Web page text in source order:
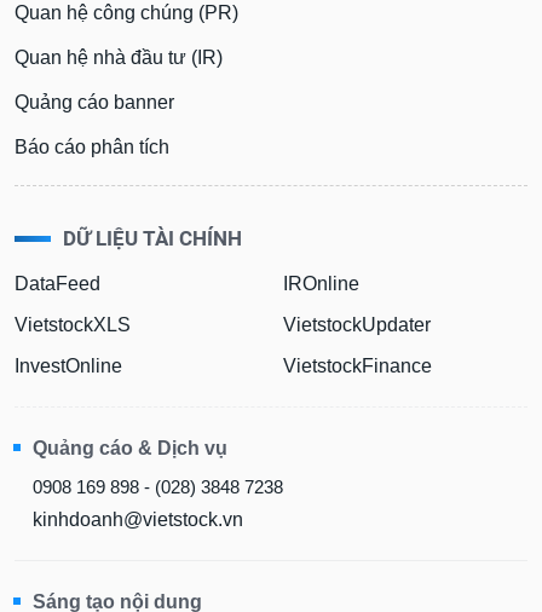
Quan hệ công chúng (PR)
Quan hệ nhà đầu tư (IR)
Quảng cáo banner
Báo cáo phân tích
DỮ LIỆU TÀI CHÍNH
DataFeed
VietstockXLS
InvestOnline
IROnline
VietstockUpdater
VietstockFinance
Quảng cáo & Dịch vụ
0908 169 898 - (028) 3848 7238
kinhdoanh@vietstock.vn
Sáng tạo nội dung